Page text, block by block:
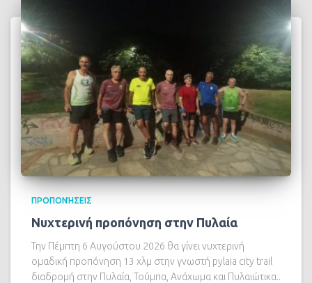
ΠΡΟΠΟΝΉΣΕΙΣ
Νυχτερινή προπόνηση στην Πυλαία
Την Πέμπτη 6 Αυγούστου 2026 θα γίνει νυχτερινή
ομαδική προπόνηση 13 χλμ στην γνωστή pylaia city trail
διαδρομή στην Πυλαία, Τούμπα, Ανάχωμα και Πυλαιώτικα..